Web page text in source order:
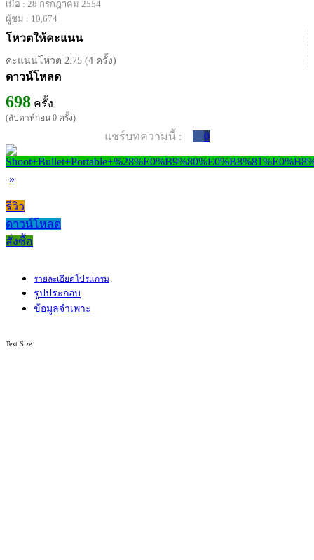
เมื่อ : 28 กรกฎาคม 2554
ผู้ชม : 10,674
โหวตให้คะแนน
คะแนนโหวต 2.75 (4 ครั้ง)
ดาวน์โหลด
698 ครั้ง
(สัปดาห์ก่อน 0 ครั้ง)
แชร์บทความนี้ : 0
»
รีวิว
ดาวน์โหลด
สั่งซื้อ
รายละเอียดโปรแกรม
รูปประกอบ
ข้อมูลจำเพาะ
Text Size